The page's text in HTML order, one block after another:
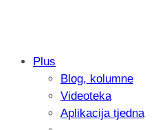
Sony
654 grama
Plus
Blog, kolumne
Videoteka
Aplikacija tjedna